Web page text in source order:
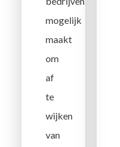
mogelijk
maakt
om
af
te
wijken
van